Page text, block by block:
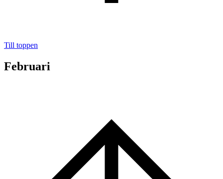
Till toppen
Februari